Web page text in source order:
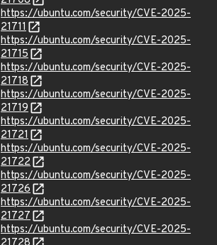
https://ubuntu.com/security/CVE-2025-
21711
https://ubuntu.com/security/CVE-2025-
21715
https://ubuntu.com/security/CVE-2025-
21718
https://ubuntu.com/security/CVE-2025-
21719
https://ubuntu.com/security/CVE-2025-
21721
https://ubuntu.com/security/CVE-2025-
21722
https://ubuntu.com/security/CVE-2025-
21726
https://ubuntu.com/security/CVE-2025-
21727
https://ubuntu.com/security/CVE-2025-